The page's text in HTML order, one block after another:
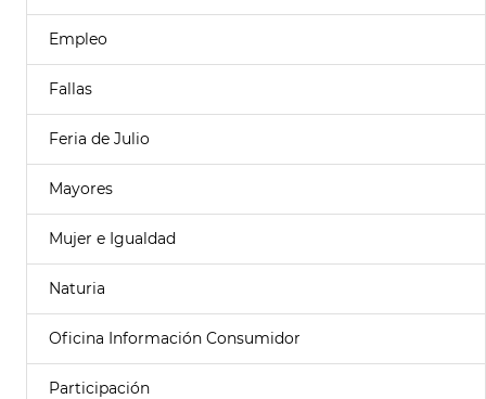
Empleo
Fallas
Feria de Julio
Mayores
Mujer e Igualdad
Naturia
Oficina Información Consumidor
Participación